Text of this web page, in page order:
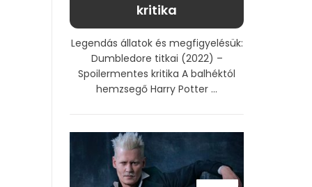
kritika
Legendás állatok és megfigyelésük:
Dumbledore titkai (2022) –
Spoilermentes kritika A balhéktól
hemzsegő Harry Potter ...